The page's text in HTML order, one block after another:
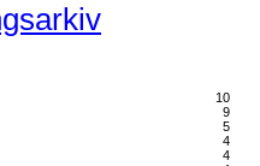
10
9
5
4
4